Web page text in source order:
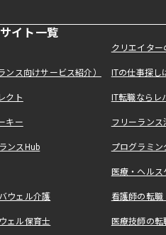
イト一覧
クリエイタ
ンス向けサービス紹介） ITの仕事探
クト IT転職なら
キー フリーラン
ンスHub プログラミ
医療・ヘル
ウェル介護 看護師の転
ェル保育士 医療技師の